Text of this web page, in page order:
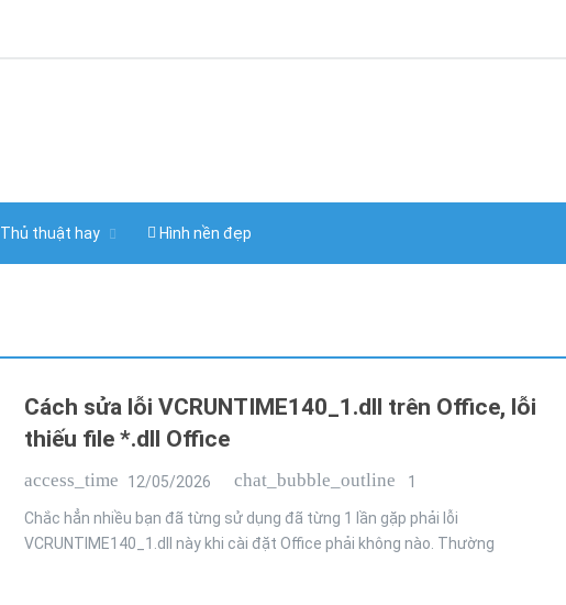
Thủ thuật hay Hình nền đẹp
Cách sửa lỗi VCRUNTIME140_1.dll trên Office, lỗi
thiếu file *.dll Office
access_time 12/05/2026 chat_bubble_outline 1
Chắc hẳn nhiều bạn đã từng sử dụng đã từng 1 lần gặp phải lỗi
VCRUNTIME140_1.dll này khi cài đặt Office phải không nào. Thường